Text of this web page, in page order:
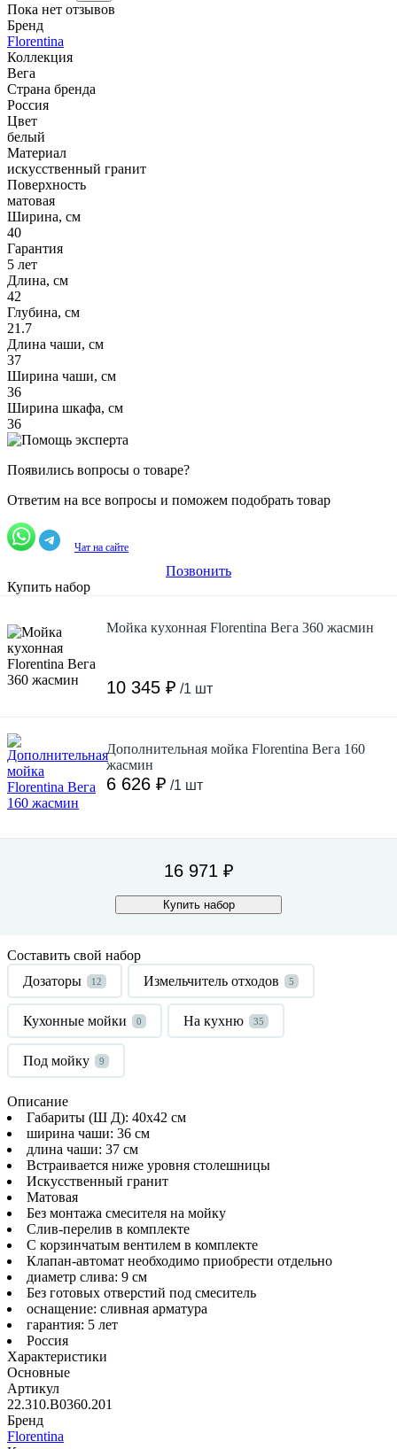
Пока нет отзывов
Бренд
Florentina
Коллекция
Вега
Страна бренда
Россия
Цвет
белый
Материал
искусственный гранит
Поверхность
матовая
Ширина, см
40
Гарантия
5 лет
Длина, см
42
Глубина, см
21.7
Длина чаши, см
37
Ширина чаши, см
36
Ширина шкафа, см
36
Появились вопросы о товаре?
Ответим на все вопросы и поможем подобрать товар
Чат на сайте
Позвонить
Купить набор
Мойка кухонная Florentina Вега 360 жасмин
10 345 ₽ /1 шт
Дополнительная мойка Florentina Вега 160
жасмин
6 626 ₽ /1 шт
16 971 ₽
Купить набор
Составить свой набор
Дозаторы
12 Измельчитель отходов 5
Кухонные мойки 0 На кухню 35
Под мойку 9
Описание
Габариты (Ш Д): 40x42 см
ширина чаши: 36 см
длина чаши: 37 см
Встраивается ниже уровня столешницы
Искусственный гранит
Матовая
Без монтажа смесителя на мойку
Слив-перелив в комплекте
С корзинчатым вентилем в комплекте
Клапан-автомат необходимо приобрести отдельно
диаметр слива: 9 см
Без готовых отверстий под смеситель
оснащение: сливная арматура
гарантия: 5 лет
Россия
Характеристики
Основные
Артикул
22.310.B0360.201
Бренд
Florentina